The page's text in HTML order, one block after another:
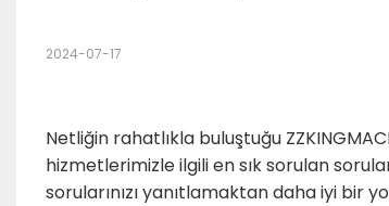
2024-07-17
Netliğin rahatlıkla buluştuğu
hizmetlerimizle ilgili en sık sorulan
sorularınızı yanıtlamaktan daha iyi bir